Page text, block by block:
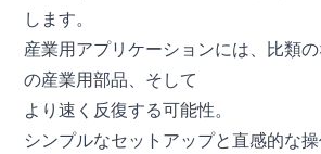
します。
産業用アプリケーションには、比類
の産業用部品、そして
より速く反復する可能性。
シンプルなセットアップと直感的な